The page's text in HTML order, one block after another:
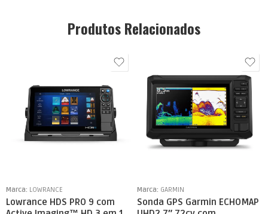
Produtos Relacionados
Marca: LOWRANCE
Lowrance HDS PRO 9 com
9"
Marca: GARMIN
Sonda GPS Garmin ECHOMAP